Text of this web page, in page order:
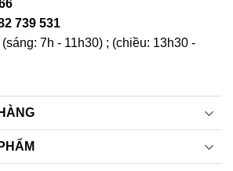
739 531
7h - 11h30) ; (chiều: 13h30 -